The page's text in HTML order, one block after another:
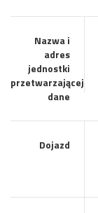
Nazwa i
adres
jednostki
przetwarzającej
dane
Dojazd